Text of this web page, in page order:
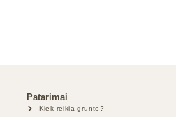
Patarimai
Kiek reikia grunto?